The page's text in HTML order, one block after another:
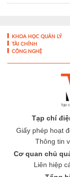
KHOA HỌC QUẢN LÝ
TÀI CHÍNH
CÔNG NGHỆ
Tạp chí
Giấy phép hoạt
Thông tin
Cơ quan chủ
Liên hiệp